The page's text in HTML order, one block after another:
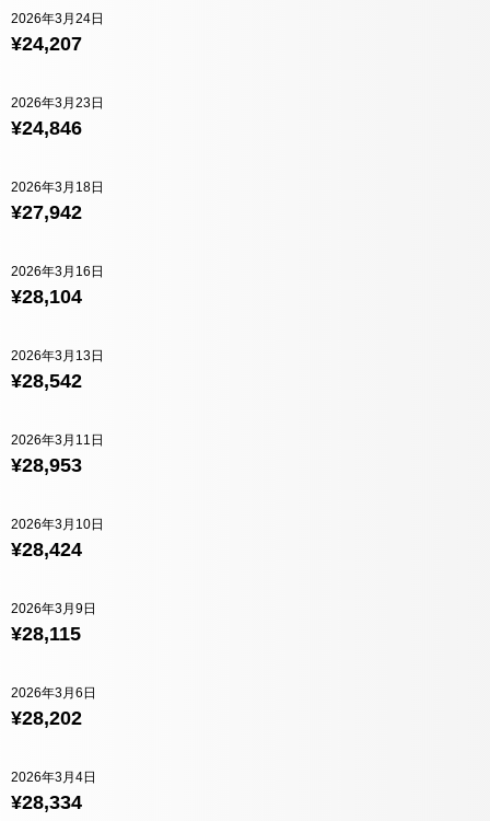
¥24,207
2026年3月24日
¥24,846
2026年3月23日
¥27,942
2026年3月18日
¥28,104
2026年3月16日
¥28,542
2026年3月13日
¥28,953
2026年3月11日
¥28,424
2026年3月10日
¥28,115
2026年3月9日
¥28,202
2026年3月6日
¥28,334
2026年3月4日